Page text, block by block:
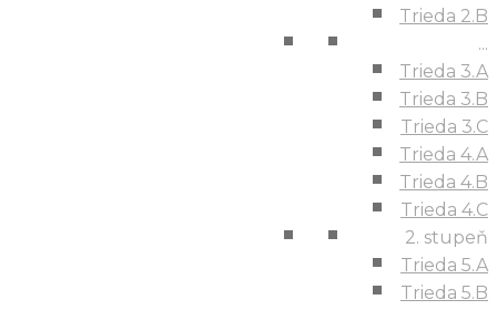
Trieda 2.B
...
Trieda 3.A
Trieda 3.B
Trieda 3.C
Trieda 4.A
Trieda 4.B
Trieda 4.C
2. stupeň
Trieda 5.A
Trieda 5.B